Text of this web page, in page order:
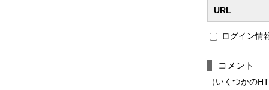
URL
ログイン情
コメント
（いくつかの